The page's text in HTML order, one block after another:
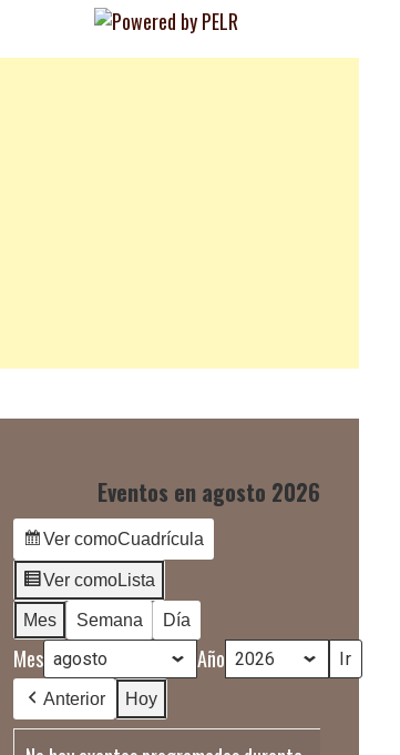
Eventos en agosto 2026
Ver comoCuadrícula
Ver comoLista
Mes Semana Día
Mes Año
Anterior Hoy